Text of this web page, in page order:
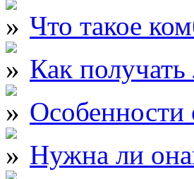
Что такое
Как
Особенности
Нужна ли